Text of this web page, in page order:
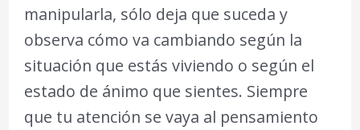
manipularla, sólo deja que suceda y
observa cómo va cambiando según la
situación que estás viviendo o según el
estado de ánimo que sientes. Siempre
que tu atención se vaya al pensamiento